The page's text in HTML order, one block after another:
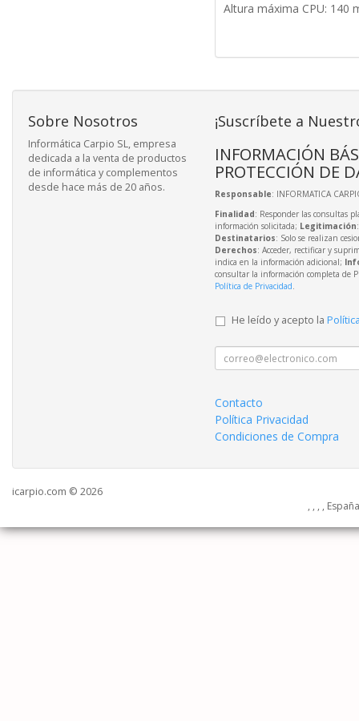
Altura máxima CPU: 140
Sobre Nosotros
Informática Carpio SL, empresa
dedicada a la venta de productos
de informática y complementos
desde hace más de 20 años.
¡Suscríbete a
INFORMACIÓN
PROTECCIÓN DE
Responsable: INFORMATICA
Finalidad: Responder las consultas
información solicitada; Legitimación
Destinatarios: Solo se realizan
Derechos: Acceder, rectificar y
indica en la información adicional;
consultar la información completa de
Política de Privacidad.
He leído y acepto la
Contacto
Política Privacidad
Condiciones de Compra
icarpio.com © 2026
, , , ,